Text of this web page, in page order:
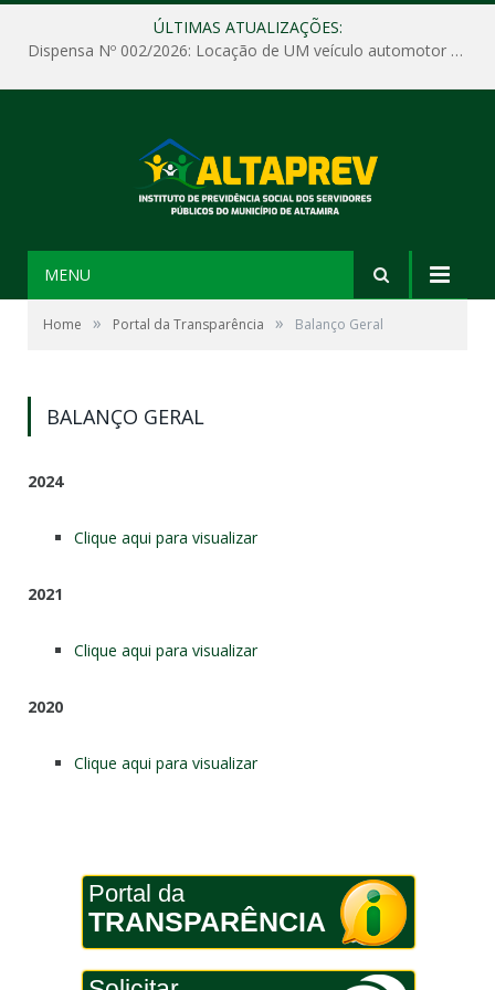
ÚLTIMAS ATUALIZAÇÕES:
Dispensa Nº 002/2026: Locação de UM veículo automotor sem motorista, tipo passeio, com seguro total e quilometragem livre, para atender as demandas operacionais e administrativas do Instituto de Previdência Social dos Servidores Públicos do Município de Altamira – PA – ALTAPREV.
MENU
Home » Portal da Transparência » Balanço Geral
BALANÇO GERAL
2024
Clique aqui para visualizar
2021
Clique aqui para visualizar
2020
Clique aqui para visualizar
Portal da
TRANSPARÊNCIA